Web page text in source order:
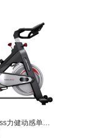
力健LifeFitness力健动感单车IC2